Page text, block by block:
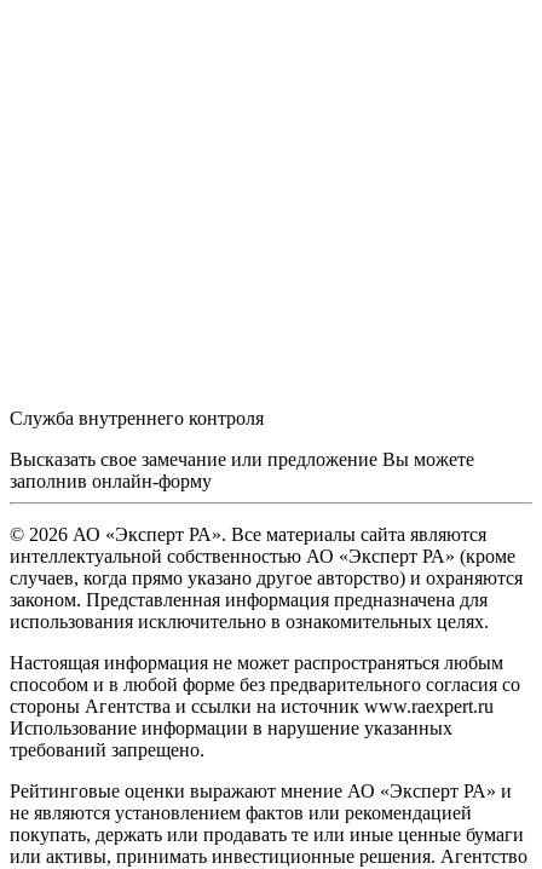
Служба внутреннего контроля
Высказать свое замечание или предложение Вы можете
заполнив онлайн-форму
© 2026 АО «Эксперт РА». Все материалы сайта являются
интеллектуальной собственностью АО «Эксперт РА» (кроме
случаев, когда прямо указано другое авторство) и охраняются
законом. Представленная информация предназначена для
использования исключительно в ознакомительных целях.
Настоящая информация не может распространяться любым
способом и в любой форме без предварительного согласия со
стороны Агентства и ссылки на источник www.raexpert.ru
Использование информации в нарушение указанных
требований запрещено.
Рейтинговые оценки выражают мнение АО «Эксперт РА» и
не являются установлением фактов или рекомендацией
покупать, держать или продавать те или иные ценные бумаги
или активы, принимать инвестиционные решения. Агентство